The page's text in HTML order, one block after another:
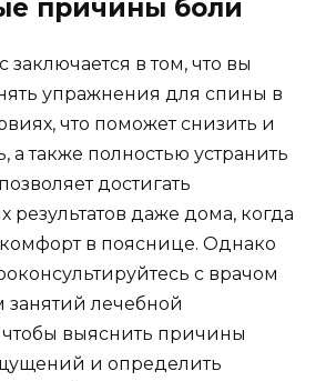
причины боли
в том, что вы
упражнения для спины в
что поможет снизить и
а также полностью устранить
достигать
результатов даже дома, когда
в пояснице. Однако
с врачом
занятий лечебной
чтобы выяснить причины
и определить